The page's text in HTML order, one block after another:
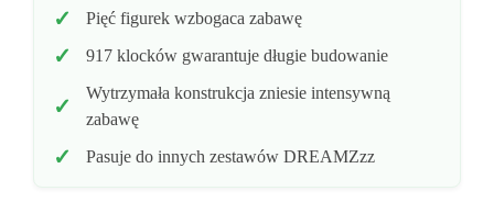
Pięć figurek wzbogaca zabawę
917 klocków gwarantuje długie budowanie
Wytrzymała konstrukcja zniesie intensywną
zabawę
Pasuje do innych zestawów DREAMZzz